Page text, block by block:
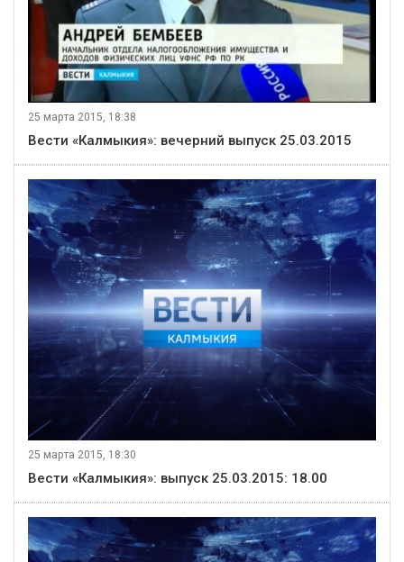
25 марта 2015, 18:38
Вести «Калмыкия»: вечерний выпуск 25.03.2015
25 марта 2015, 18:30
Вести «Калмыкия»: выпуск 25.03.2015: 18.00